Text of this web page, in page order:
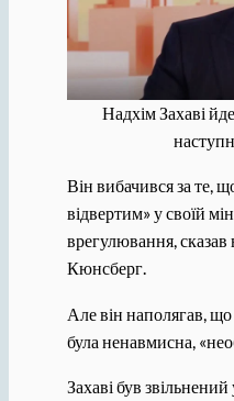
Надхім Захаві
Він вибачився за те,
відвертим» у своїй
врегулювання,
Кюнсберг.
Але він наполягав,
була ненавмисна,
Захаві був